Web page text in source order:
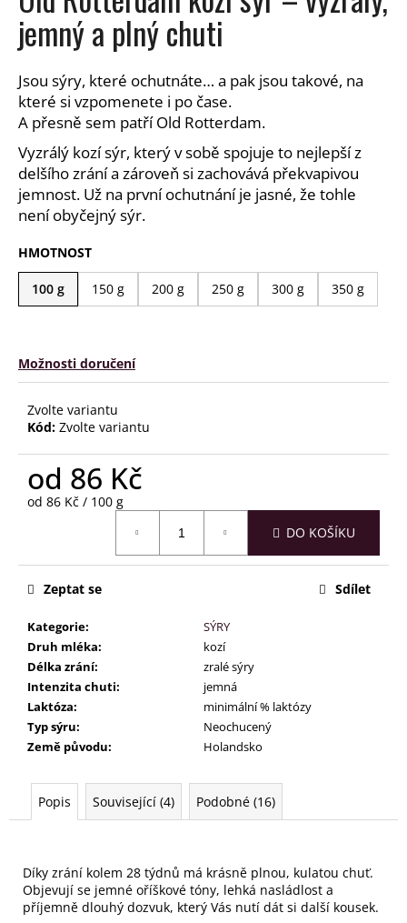
jemný a plný chuti
Jsou sýry, které ochutnáte… a pak jsou takové, na
které si vzpomenete i po čase.
A přesně sem patří Old Rotterdam.
Vyzrálý kozí sýr, který v sobě spojuje to nejlepší z
delšího zrání a zároveň si zachovává překvapivou
jemnost. Už na první ochutnání je jasné, že tohle
není obyčejný sýr.
HMOTNOST
100 g 150 g 200 g 250 g 300 g 350 g
Možnosti doručení
Zvolte variantu
Kód: Zvolte variantu
od 86 Kč
Měrná
od 86 Kč / 100 g
DO KOŠÍKU
Kategorie:
SÝRY
Druh mléka:
kozí
Délka zrání:
zralé sýry
Intenzita chuti:
jemná
Laktóza:
minimální % laktózy
Typ sýru:
Neochucený
Země původu: Holandsko
Zeptat se Sdílet
Popis Související (4) Podobné (16)
Díky zrání kolem 28 týdnů má krásně plnou, kulatou chuť.
Objevují se jemné oříškové tóny, lehká nasládlost a
příjemně dlouhý dozvuk, který Vás nutí dát si další kousek.
a
j
í
t
?
HLEDAT
o
r
u
j
m